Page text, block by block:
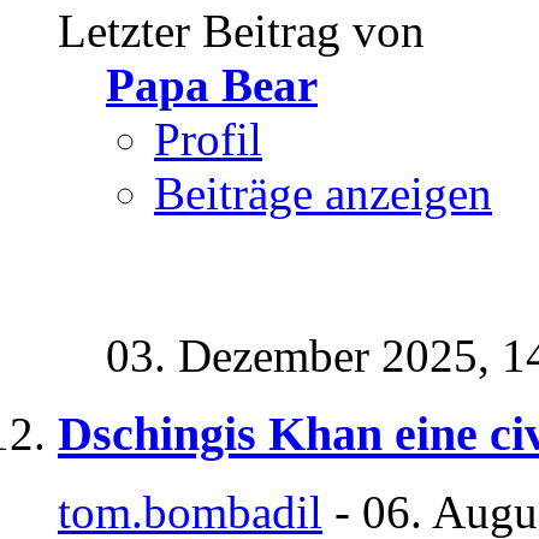
Letzter Beitrag von
Papa Bear
Profil
Beiträge anzeigen
03. Dezember 2025,
Dschingis Khan eine
tom.bombadil - 06.